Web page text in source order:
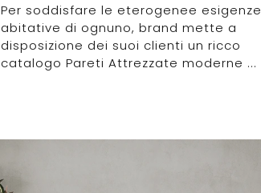
Per soddisfare le eterogenee esigenze
abitative di ognuno, brand mette a
disposizione dei suoi clienti un ricco
catalogo Pareti Attrezzate moderne ...